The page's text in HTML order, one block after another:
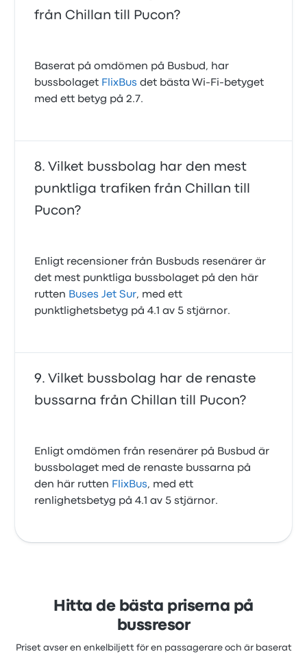
från Chillan till Pucon?
Baserat på omdömen på Busbud, har
bussbolaget FlixBus det bästa Wi‑Fi‑betyget
med ett betyg på 2.7.
Vilket bussbolag har den mest
punktliga trafiken från Chillan till
Pucon?
Enligt recensioner från Busbuds resenärer är
det mest punktliga bussbolaget på den här
rutten Buses Jet Sur, med ett
punktlighetsbetyg på 4.1 av 5 stjärnor.
Vilket bussbolag har de renaste
bussarna från Chillan till Pucon?
Enligt omdömen från resenärer på Busbud är
bussbolaget med de renaste bussarna på
den här rutten FlixBus, med ett
renlighetsbetyg på 4.1 av 5 stjärnor.
Hitta de bästa priserna på
bussresor
Priset avser en enkelbiljett för en passagerare och är baserat